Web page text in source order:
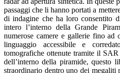
passaggi che li hanno portati a
di indagine che ha loro consentito
intero l’interno della Grande
numerose camere e gallerie fino ad
linguaggio accessibile e
tomografiche ottenute tramite il
dell’interno della piramide, questo
straordinario dentro uno dei megaliti